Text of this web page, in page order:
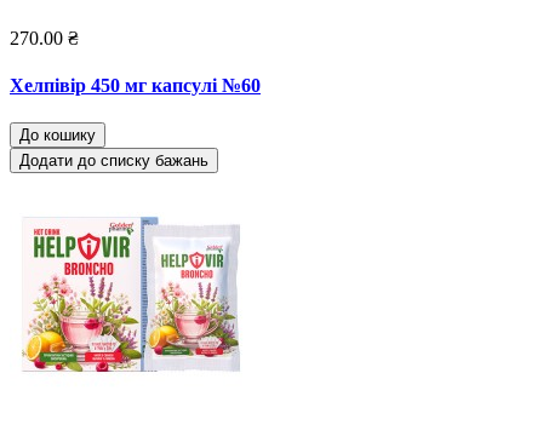
270.00 ₴
Хелпівір 450 мг капсулі №60
До кошику
Додати до списку бажань